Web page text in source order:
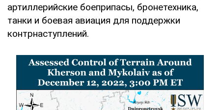
артиллерийские боеприпасы, бронетехника,
танки и боевая авиация для поддержки
контрнаступлений.